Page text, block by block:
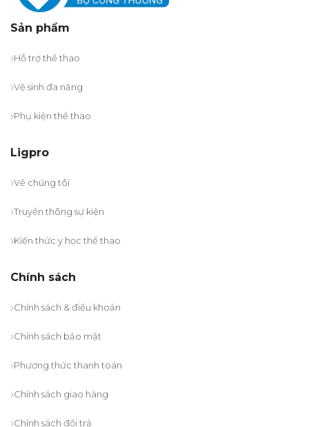
Sản phẩm
Hỗ trợ thể thao
Vệ sinh đa năng
Phụ kiện thể thao
Ligpro
Về chúng tôi
Truyền thông sự kiện
Kiến thức y học thể thao
Chính sách
Chính sách & điều khoản
Chính sách bảo mật
Phương thức thanh toán
Chính sách giao hàng
Chính sách đổi trả